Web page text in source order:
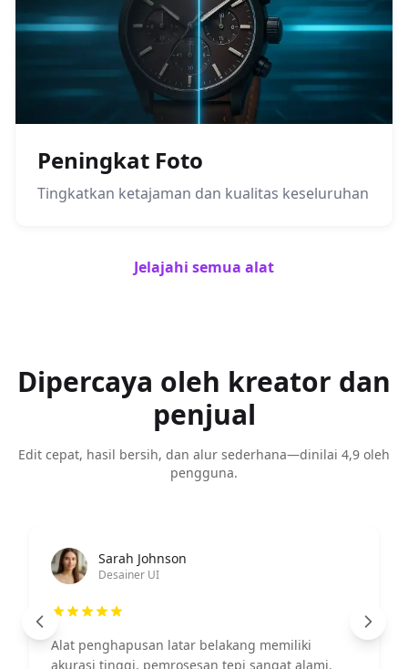
Peningkat Foto
Tingkatkan ketajaman dan kualitas keseluruhan
Jelajahi semua alat
Dipercaya oleh kreator dan
penjual
Edit cepat, hasil bersih, dan alur sederhana—dinilai 4,9 oleh
pengguna.
Ahmad Wijaya
Manajer Pemasaran
Fitur peningkatan gambar kuat, efek tampilan
produk meningkat signifikan.